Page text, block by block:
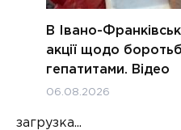
В Івано-
акції щодо
гепатитами. Відео
06.08.2026
загрузка...